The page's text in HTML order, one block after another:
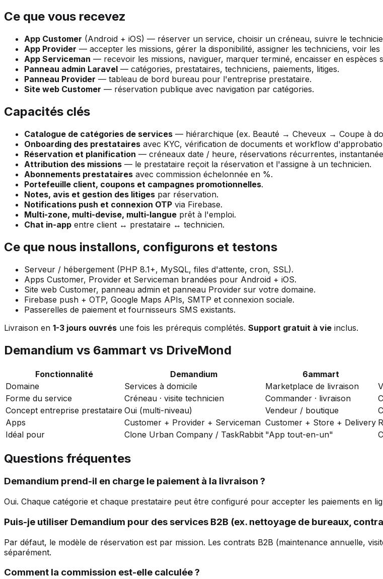
Ce que vous recevez
App Customer (Android + iOS) — réserver un service, choisir un créneau, suivre le
App Provider — accepter les missions, gérer la disponibilité, assigner les techniciens, voir les
App Serviceman — recevoir les missions, naviguer, marquer terminé, encaisser en espèces
Panneau admin Laravel — catégories, prestataires, techniciens, paiements, litiges.
Panneau Provider — tableau de bord bureau pour l'entreprise prestataire.
Site web Customer — réservation publique avec navigation par catégories.
Capacités clés
Catalogue de catégories de services — hiérarchique (ex. Beauté → Cheveux → Coupe à
Onboarding des prestataires avec KYC, vérification de documents et workflow
Réservation et planification — créneaux date / heure, réservations récurrentes,
Attribution des missions — le prestataire reçoit la réservation et l'assigne à un technicien.
Abonnements prestataires avec commission échelonnée en %.
Portefeuille client, coupons et campagnes promotionnelles.
Notes, avis et gestion des litiges par réservation.
Notifications push et connexion OTP via Firebase.
Multi-zone, multi-devise, multi-langue prêt à l'emploi.
Chat in-app entre client ↔ prestataire ↔ technicien.
Ce que nous installons, configurons et testons
Serveur / hébergement (PHP 8.1+, MySQL, files d'attente, cron, SSL).
Apps Customer, Provider et Serviceman brandées pour Android + iOS.
Site web Customer, panneau admin et panneau Provider sur votre domaine.
Firebase push + OTP, Google Maps APIs, SMTP et connexion sociale.
Passerelles de paiement et fournisseurs SMS existants.
Livraison en 1-3 jours ouvrés une fois les prérequis complétés. Support gratuit à vie inclus.
Demandium vs 6ammart vs DriveMond
Fonctionnalité Demandium 6ammart
Domaine
Services à domicile Marketplace de livraison
Forme du service
Créneau · visite technicien Commander · livraison
Concept entreprise prestataire Oui (multi-niveau) Vendeur / boutique
Apps
Customer + Provider + Serviceman Customer + Store + Delivery
Idéal pour
Clone Urban Company / TaskRabbit "App tout-en-un"
Questions fréquentes
Demandium prend-il en charge le paiement à la livraison ?
Oui. Chaque catégorie et chaque prestataire peut être configuré pour accepter les paiements en
Puis-je utiliser Demandium pour des services B2B (ex. nettoyage de bureaux,
Par défaut, le modèle de réservation est par mission. Les contrats B2B (maintenance annuelle,
séparément.
Comment la commission est-elle calculée ?